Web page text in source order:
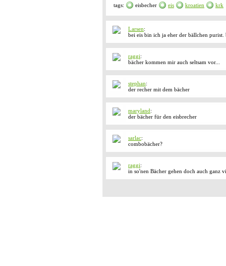
tags: eisbecher eis kroatien krk
Larsen:
bei eis bin ich ja eher der bällchen
raggi:
bächer kommen mir auch seltsam vor...
stephan:
der recher mit dem bächer
maryland:
der bächer für den eisbrecher
sarlac:
combobächer?
raggi:
in so'nen Bächer gehen doch auch ganz